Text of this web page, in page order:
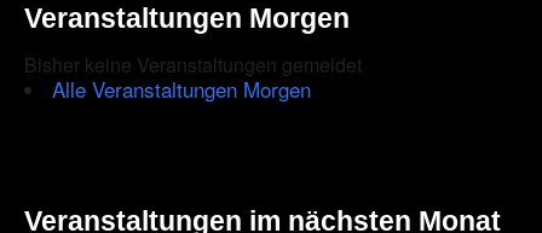
are
human.
Veranstaltungen Morgen
Bisher keine Veranstaltungen gemeldet
Alle Veranstaltungen Morgen
Veranstaltungen im nächsten Monat